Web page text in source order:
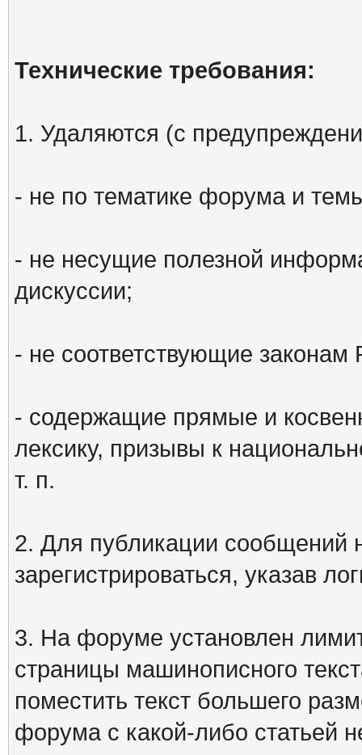
Технические требования:
1. Удаляются (с
- не по тематике форума и
- не несущие полезной
дискуссии;
- не соответствующие законам
- содержащие прямые и
лексику, призывы к
т. п.
2. Для публикации сообщений
зарегистрироваться, указав
3. На форуме установлен
страницы машинописного
поместить текст большего
форума с какой-либо статьей